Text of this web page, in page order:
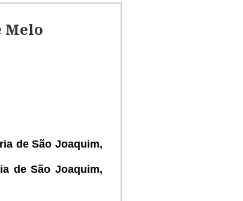
Melo
de São Joaquim,
de São Joaquim,